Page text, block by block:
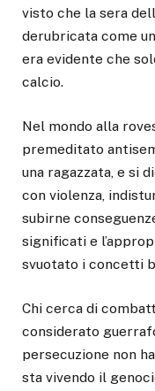
visto che la sera
derubricata come
era evidente che
calcio.
Nel mondo alla
premeditato
una ragazzata, e si
con violenza,
subirne
significati e
svuotato i concetti
Chi cerca di
considerato
persecuzione non
sta vivendo il